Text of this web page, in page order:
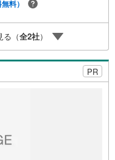
ライフサポート◆専属ファ
いたします。ご契約前後
けます。◆安心の環境◆
備し、ご家族でのご来店
い探しをサポートいたし
料）
る（全2社）
PR